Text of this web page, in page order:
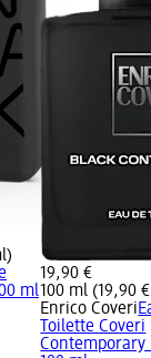
ml
19,90 €
100 ml (19,90
Enrico Coveri
Toilette Coveri
Contemporary